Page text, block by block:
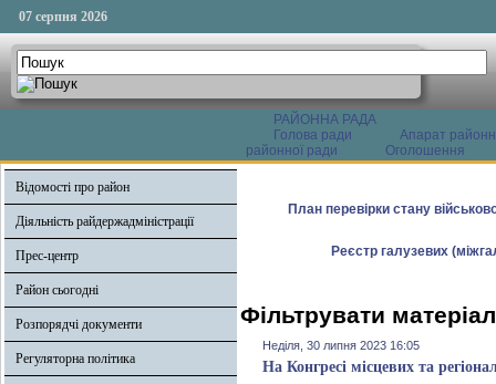
07 серпня 2026
РАЙОННА РАДА
Голова ради
Апарат
районної ради
Оголошення
Відомості про район
Діяльність райдержадміністрації
Прес-центр
Район сьогодні
Розпорядчі документи
Регуляторна політика
План перевірки стану
Реєстр галузевих
Фільтрувати
Неділя, 30 липня 2023 16:05
На Конгресі місцевих та